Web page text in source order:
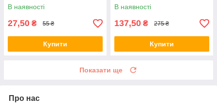
В наявності
27,50 ₴ 55 ₴
Купити
В наявності
137,50 ₴ 275 ₴
Купити
Показати ще
Про нас